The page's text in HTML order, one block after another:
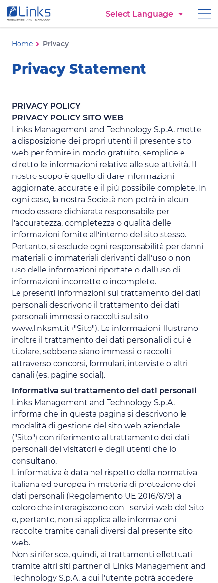
Torna alla homepage
Vai al menu di navigazione
Vai ai contenuti
Vai al footer
Select Language
Ti trovi in:
Home Privacy
Privacy Statement
PRIVACY POLICY
PRIVACY POLICY SITO WEB
Links Management and Technology S.p.A. mette
a disposizione dei propri utenti il presente sito
web per fornire in modo gratuito, semplice e
diretto le informazioni relative alle sue attività. Il
nostro scopo è quello di dare informazioni
aggiornate, accurate e il più possibile complete. In
ogni caso, la nostra Società non potrà in alcun
modo essere dichiarata responsabile per
l'accuratezza, completezza o qualità delle
informazioni fornite all'interno del sito stesso.
Pertanto, si esclude ogni responsabilità per danni
materiali o immateriali derivanti dall'uso o non
uso delle informazioni riportate o dall'uso di
informazioni incorrette o incomplete.
Le presenti informazioni sul trattamento dei dati
personali descrivono il trattamento dei dati
personali immessi o raccolti sul sito
www.linksmt.it ("Sito"). Le informazioni illustrano
inoltre il trattamento dei dati personali di cui è
titolare, sebbene siano immessi o raccolti
attraverso concorsi, formulari, interviste o altri
canali (es. pagine social).
Informativa sul trattamento dei dati personali
Links Management and Technology S.p.A.
informa che in questa pagina si descrivono le
modalità di gestione del sito web aziendale
("Sito") con riferimento al trattamento dei dati
personali dei visitatori e degli utenti che lo
consultano.
L'informativa è data nel rispetto della normativa
italiana ed europea in materia di protezione dei
dati personali (Regolamento UE 2016/679) a
coloro che interagiscono con i servizi web del Sito
e, pertanto, non si applica alle informazioni
raccolte tramite canali diversi dal presente sito
web.
Non si riferisce, quindi, ai trattamenti effettuati
tramite altri siti partner di Links Management and
Technology S.p.A. a cui l'utente potrà accedere